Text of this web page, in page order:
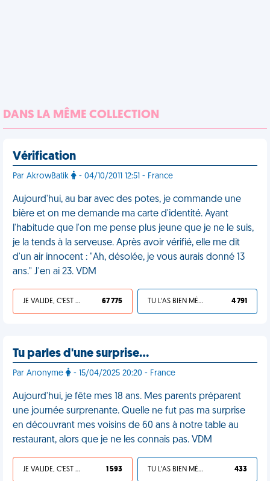
DANS LA MÊME COLLECTION
Vérification
Par AkrowBatik - 04/10/2011 12:51 - France
Aujourd'hui, au bar avec des potes, je commande une
bière et on me demande ma carte d'identité. Ayant
l'habitude que l'on me pense plus jeune que je ne le suis,
je la tends à la serveuse. Après avoir vérifié, elle me dit
d'un air innocent : "Ah, désolée, je vous aurais donné 13
ans." J'en ai 23. VDM
JE VALIDE, C'EST UNE VDM 67 775 TU L'AS BIEN MÉRITÉ 4 791
Tu parles d'une surprise…
Par Anonyme - 15/04/2025 20:20 - France
Aujourd'hui, je fête mes 18 ans. Mes parents préparent
une journée surprenante. Quelle ne fut pas ma surprise
en découvrant mes voisins de 60 ans à notre table au
restaurant, alors que je ne les connais pas. VDM
JE VALIDE, C'EST UNE VDM 1 593 TU L'AS BIEN MÉRITÉ 433